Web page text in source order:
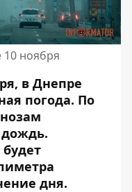
10 ноября
в Днепре
погода. По
дня.